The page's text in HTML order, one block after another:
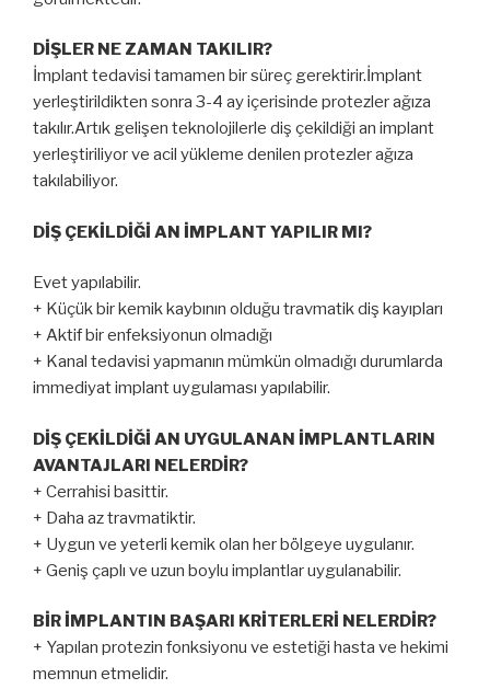
DİŞLER NE ZAMAN TAKILIR?
İmplant tedavisi tamamen bir süreç gerektirir.İmplant
yerleştirildikten sonra 3-4 ay içerisinde protezler ağıza
takılır.Artık gelişen teknolojilerle diş çekildiği an implant
yerleştiriliyor ve acil yükleme denilen protezler ağıza
takılabiliyor.
DİŞ ÇEKİLDİĞİ AN İMPLANT YAPILIR MI?
Evet yapılabilir.
+ Küçük bir kemik kaybının olduğu travmatik diş kayıpları
+ Aktif bir enfeksiyonun olmadığı
+ Kanal tedavisi yapmanın mümkün olmadığı durumlarda
immediyat implant uygulaması yapılabilir.
DİŞ ÇEKİLDİĞİ AN UYGULANAN İMPLANTLARIN
AVANTAJLARI NELERDİR?
+ Cerrahisi basittir.
+ Daha az travmatiktir.
+ Uygun ve yeterli kemik olan her bölgeye uygulanır.
+ Geniş çaplı ve uzun boylu implantlar uygulanabilir.
BİR İMPLANTIN BAŞARI KRİTERLERİ NELERDİR?
+ Yapılan protezin fonksiyonu ve estetiği hasta ve hekimi
memnun etmelidir.